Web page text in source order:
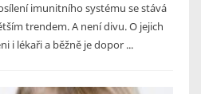
imunitního systému se stává
trendem. A není divu. O jejich
i lékaři a běžně je dopor ...